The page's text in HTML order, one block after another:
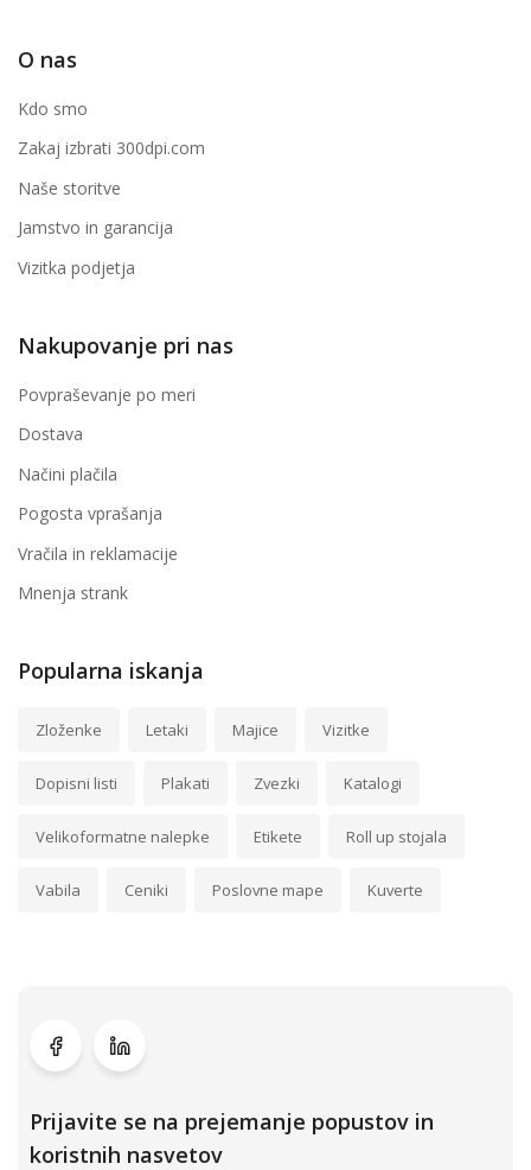
O nas
Kdo smo
Zakaj izbrati 300dpi.com
Naše storitve
Jamstvo in garancija
Vizitka podjetja
Nakupovanje pri nas
Povpraševanje po meri
Dostava
Načini plačila
Pogosta vprašanja
Vračila in reklamacije
Mnenja strank
Popularna iskanja
Zloženke Letaki Majice Vizitke
Dopisni listi Plakati Zvezki Katalogi
Velikoformatne nalepke Etikete Roll up stojala
Vabila Ceniki Poslovne mape Kuverte
Prijavite se na prejemanje popustov in
koristnih nasvetov